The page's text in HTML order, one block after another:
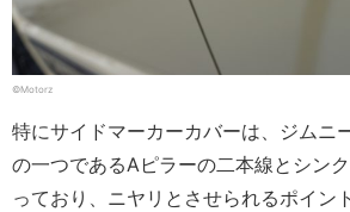
©Motorz
特にサイドマーカーカバーは、ジムニ
の一つであるAピラーの二本線とシン
っており、ニヤリとさせられるポイン